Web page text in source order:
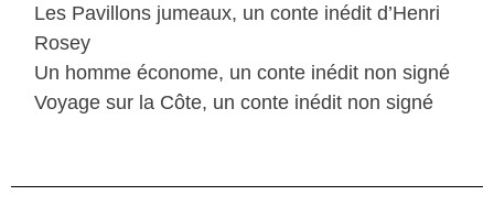
Les Pavillons jumeaux, un conte inédit d’Henri
Rosey
Un homme économe, un conte inédit non signé
Voyage sur la Côte, un conte inédit non signé